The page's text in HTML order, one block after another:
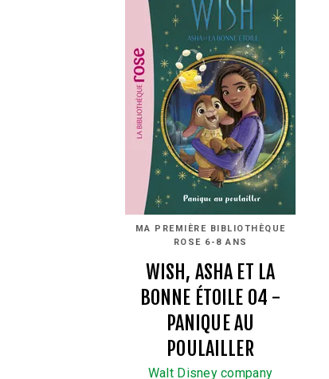
MA PREMIÈRE BIBLIOTHÈQUE
ROSE 6-8 ANS
WISH, ASHA ET LA
BONNE ÉTOILE 04 -
PANIQUE AU
POULAILLER
Walt Disney company